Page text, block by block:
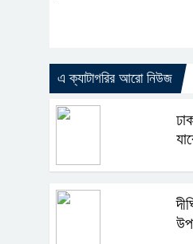
এ ক্যাটাগরির আরো নিউজ